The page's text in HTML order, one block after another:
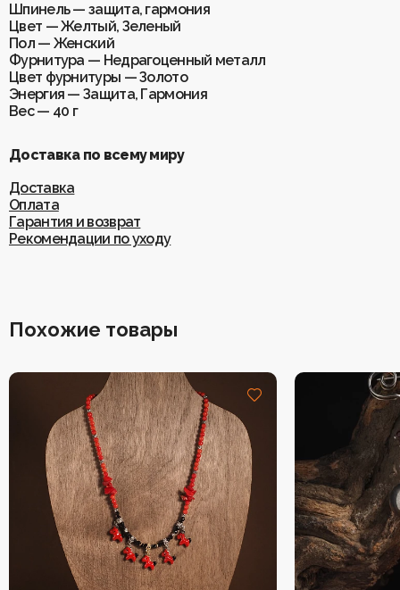
ИП Шахрай Светлана Михайловна
ИНН 263500194811
ОГРН 305263515900181
Разработка сайта
Шпинель — защита, гармония
Цвет — Желтый, Зеленый
Пол — Женский
Фурнитура — Недрагоценный металл
Цвет фурнитуры — Золото
Энергия — Защита, Гармония
Вес — 40 г
Доставка по всему миру
Доставка
Оплата
Гарантия и возврат
Рекомендации по уходу
Похожие товары